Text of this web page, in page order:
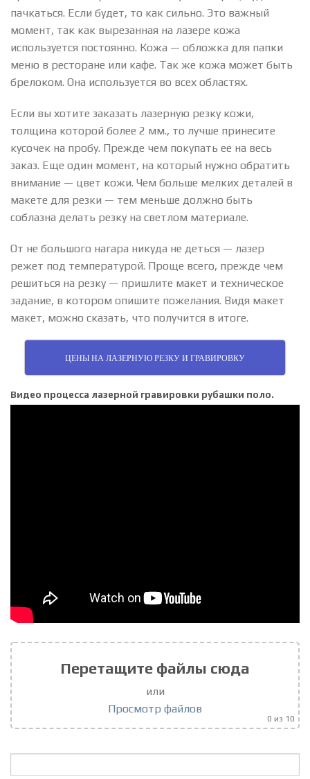
пачкаться. Если будет, то как сильно. Это важный
момент, так как вырезанная на лазере кожа
используется постоянно. Кожа — обложка для папки
меню в ресторане или кафе. Так же кожа может быть
брелоком. Она используется во всех областях.
Если вы хотите заказать лазерную резку кожи,
толщина которой более 2 мм., то лучше принесите
кусочек на пробу. Прежде чем покупать ее на весь
заказ. Еще один момент, на который нужно обратить
внимание — цвет кожи. Чем больше мелких деталей в
макете для резки — тем меньше должно быть
соблазна делать резку на светлом материале.
От не большого нагара никуда не деться — лазер
режет под температурой. Проще всего, прежде чем
решиться на резку — пришлите макет и техническое
задание, в котором опишите пожелания. Видя макет
макет, можно сказать, что получится в итоге.
ЦЕНЫ НА ЛАЗЕРНУЮ РЕЗКУ И ГРАВИРОВКУ
Видео процесса лазерной гравировки рубашки поло.
Перетащите файлы сюда
или
Просмотр файлов
0 из 10